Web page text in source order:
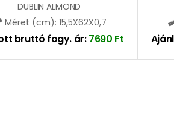
DUBLIN ALMOND
Méret (cm): 15,5X62X0,7
bruttó fogy. ár:7690 Ft